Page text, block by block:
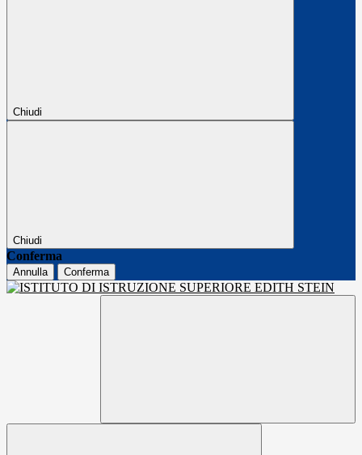
Chiudi
Chiudi
Conferma
Annulla Conferma